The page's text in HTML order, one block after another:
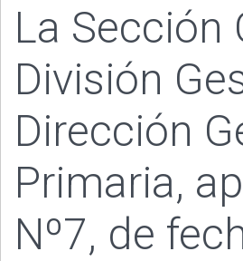
La Sección
División
Dirección
Primaria,
Nº7, de